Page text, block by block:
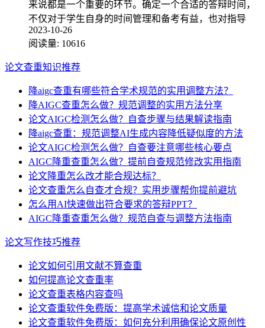
来说都是一个重要的环节。确定一个合适的答辩时间，
不仅对于学生自身的时间管理和备考有益，也对指导
2023-10-26
阅读量: 10616
论文查重知识推荐
降aigc查重有哪些符合学术规范的实用调整方法？
降AIGC查重怎么做？规范调整的实用方法分享
论文AIGC检测怎么做？自查步骤与结果解读指南
降aigc查重：规范调整AI生成内容降低疑似度的方法
论文AIGC检测怎么做？自查要注意哪些核心要点
AIGC降重查重怎么做？提前自查规范修改实用指南
论文降重怎么改才能合规达标？
论文查重怎么自查才合规？实用步骤帮你提前避坑
怎么用AI快速做出符合要求的答辩PPT？
AIGC降重查重怎么做？规范自查与调整方法指南
论文写作技巧推荐
论文如何引用文献不算查重
如何提高论文查重率
论文查重表格内容查吗
论文查重软件免费版：提高学术诚信和论文质量
论文查重软件免费版：如何充分利用确保论文原创性